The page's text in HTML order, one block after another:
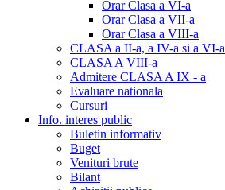
Orar Clasa a VI-a
Orar Clasa a VII-a
Orar Clasa a VIII-a
CLASA a II-a, a IV-a si a VI-a
CLASA A VIII-a
Admitere CLASA A IX - a
Evaluare nationala
Cursuri
Info. interes public
Buletin informativ
Buget
Venituri brute
Bilant